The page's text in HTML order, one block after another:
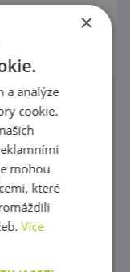
×
a analýze
cookie.
mohou
které
Více